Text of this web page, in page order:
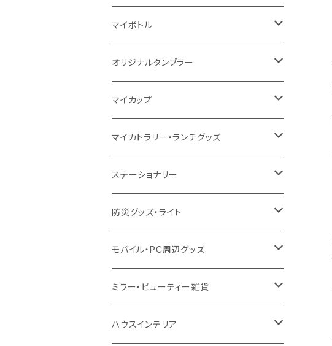
5oz
シーチング
キャンパス
8oz
10oz
デニム・デニムライク
ポリエステル
再生不織布
不織布
保冷
スウェット
10oz
12oz
デニム
ポリエステル
不織布
保冷
5oz
コットン
5oz
キャンパス
ポリエステル
不織布
不織布
スウェット
タンブラー
ランチグッズ
ハンカチ
傘
フェアトレードコットン
再生ファブリック
キャンパス
デニム・デニムライク
ポリエステル
不織布
保冷
EVA
防水
コットン
オーガニックコットン
再生ファブリック
フェアトレードコットン
デニム・デニムライク
ポリエステル
リネン
マイボトル
ステンレスサーモ
ステンレス
アルミ
クリアボトル
カスタムデザインボトル
オリジナルタンブラー
サーモタンブラー
ステンレス2層タンブラー
プラスチック2層タンブラー
アルミタンブラー
バンブータンブラー
コーヒー配合タンブラー
カスタムデザインタンブラー
マイカップ
サーモ
ステンレス
バンブー
コーヒー配合
プラスチック
陶器
マイカトラリー・ランチグッズ
カトラリー
フードポット
コースター
ドリンク用品
保存容器
ステーショナリー
単色ボールペン
多機能ペン
ペンケース
メモ
防災グッズ・ライト
防災セット
ラジオ・スピーカー
ハンディライト
モバイル・PC周辺グッズ
チャージャー
充電器
ミラー・ビューティー雑貨
折りたたみ式ミラー
ハウスインテリア